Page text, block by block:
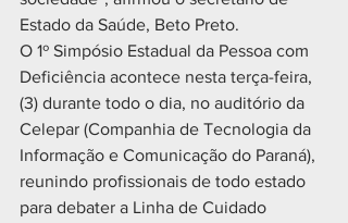
Estado da Saúde, Beto Preto.
O 1º Simpósio Estadual da Pessoa com
Deficiência acontece nesta terça-feira,
(3) durante todo o dia, no auditório da
Celepar (Companhia de Tecnologia da
Informação e Comunicação do Paraná),
reunindo profissionais de todo estado
para debater a Linha de Cuidado